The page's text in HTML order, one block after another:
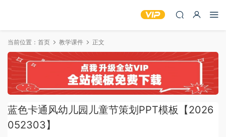
当前位置： 首页 教学课件 正文
蓝色卡通风幼儿园儿童节策划PPT模板【2026
052303】